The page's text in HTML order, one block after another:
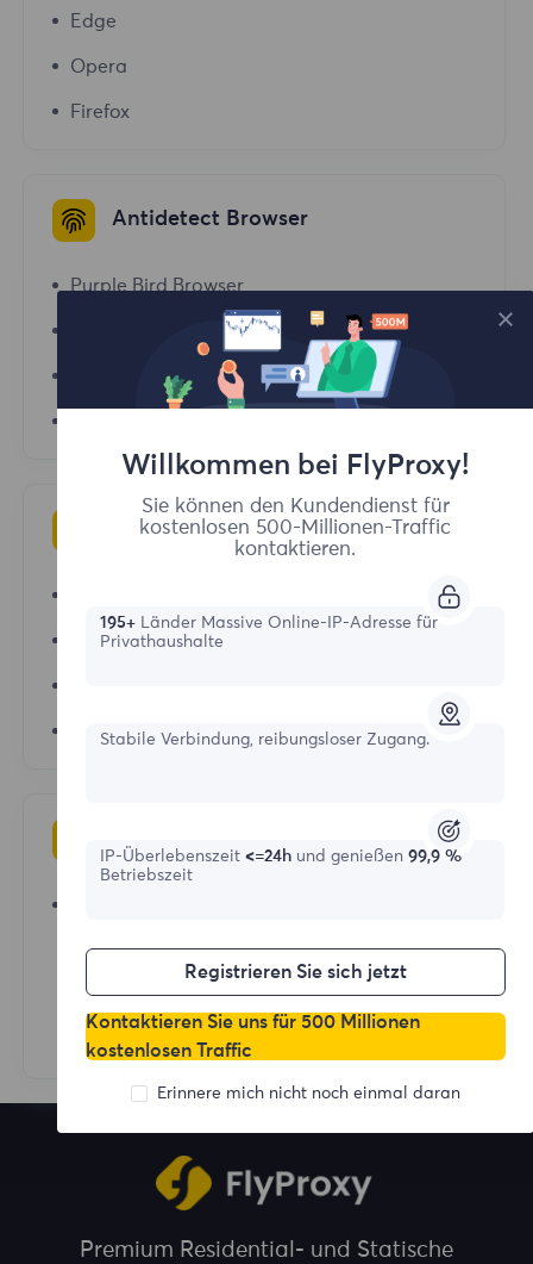
Edge
Opera
Firefox
Antidetect Browser
Purple Bird Browser
Operating System
IOS
Windows
Premium Residential- und Statische
Willkommen bei FlyProxy!
Sie können den Kundendienst für
kostenlosen 500-Millionen-Traffic
kontaktieren.
195+ Länder Massive Online-IP-Adresse für
Privathaushalte
Stabile Verbindung, reibungsloser Zugang.
IP-Überlebenszeit<=24h und genießen99,9 %
Betriebszeit
Registrieren Sie sich jetzt
Kontaktieren Sie uns für 500 Millionen
kostenlosen Traffic
Erinnere mich nicht noch einmal daran